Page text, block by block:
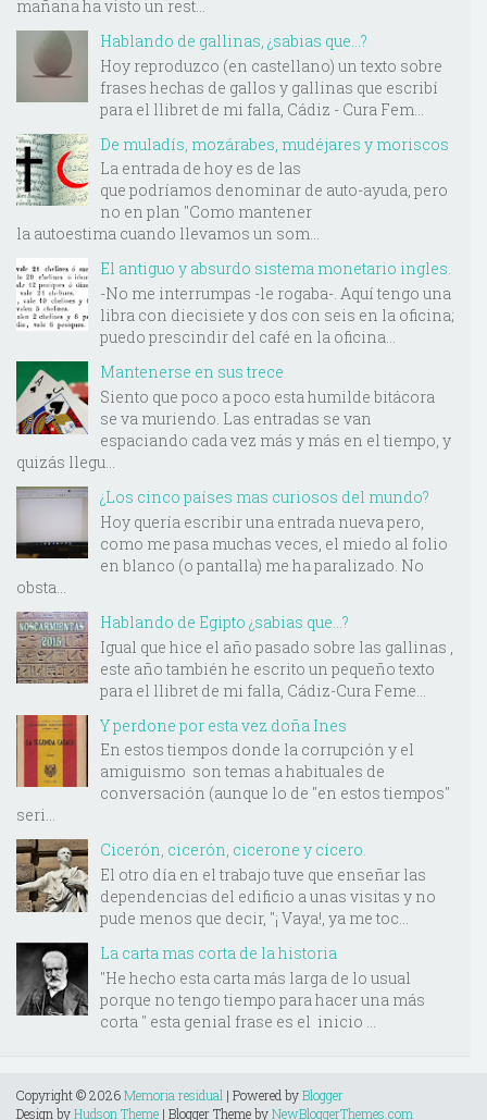
mañana ha visto un rest...
Hablando de gallinas, ¿sabias que...?
Hoy reproduzco (en castellano) un texto sobre
frases hechas de gallos y gallinas que escribí
para el llibret de mi falla, Cádiz - Cura Fem...
De muladís, mozárabes, mudéjares y moriscos
La entrada de hoy es de las
que podríamos denominar de auto-ayuda, pero
no en plan "Como mantener
la autoestima cuando llevamos un som...
El antiguo y absurdo sistema monetario ingles.
-No me interrumpas -le rogaba-. Aquí tengo una
libra con diecisiete y dos con seis en la oficina;
puedo prescindir del café en la oficina...
Mantenerse en sus trece
Siento que poco a poco esta humilde bitácora
se va muriendo. Las entradas se van
espaciando cada vez más y más en el tiempo, y
quizás llegu...
¿Los cinco países mas curiosos del mundo?
Hoy quería escribir una entrada nueva pero,
como me pasa muchas veces, el miedo al folio
en blanco (o pantalla) me ha paralizado. No
obsta...
Hablando de Egipto ¿sabias que...?
Igual que hice el año pasado sobre las gallinas ,
este año también he escrito un pequeño texto
para el llibret de mi falla, Cádiz-Cura Feme...
Y perdone por esta vez doña Ines
En estos tiempos donde la corrupción y el
amiguismo son temas a habituales de
conversación (aunque lo de "en estos tiempos"
seri...
Cicerón, cicerón, cicerone y cícero.
El otro día en el trabajo tuve que enseñar las
dependencias del edificio a unas visitas y no
pude menos que decir, "¡ Vaya!, ya me toc...
La carta mas corta de la historia
"He hecho esta carta más larga de lo usual
porque no tengo tiempo para hacer una más
corta " esta genial frase es el inicio ...
Copyright ©2026Memoria residual | Powered byBlogger
Design byHudson Theme | Blogger Theme byNewBloggerThemes.com